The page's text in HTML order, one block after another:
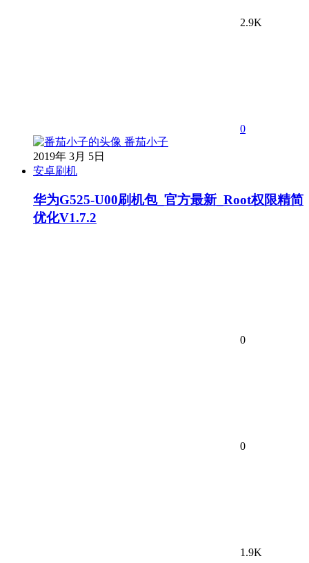
2.9K
0
番茄小子
2019年 3月 5日
安卓刷机
华为G525-U00刷机包_官方最新_Root权限精简
优化V1.7.2
0
0
1.9K